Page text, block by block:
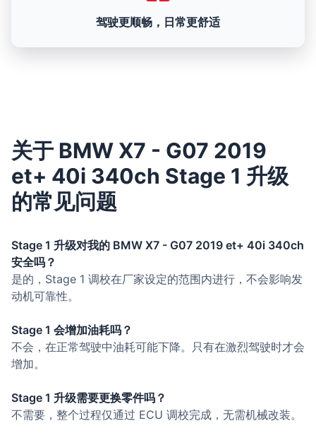
驾驶更顺畅，日常更舒适
关于 BMW X7 - G07 2019
et+ 40i 340ch Stage 1 升级
的常见问题
Stage 1 升级对我的 BMW X7 - G07 2019 et+ 40i 340ch
安全吗？
是的，Stage 1 调校在厂家设定的范围内进行，不会影响发
动机可靠性。
Stage 1 会增加油耗吗？
不会，在正常驾驶中油耗可能下降。只有在激烈驾驶时才会
增加。
Stage 1 升级需要更换零件吗？
不需要，整个过程仅通过 ECU 调校完成，无需机械改装。